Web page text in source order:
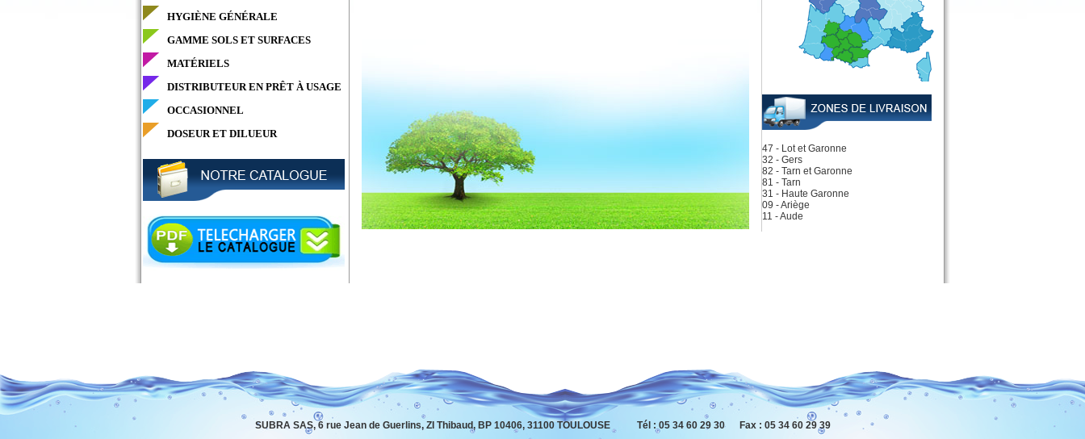
HYGIÈNE GÉNÉRALE
GAMME SOLS ET SURFACES
MATÉRIELS
DISTRIBUTEUR EN PRÊT À USAGE
OCCASIONNEL
DOSEUR ET DILUEUR
47 - Lot et Garonne
32 - Gers
82 - Tarn et Garonne
81 - Tarn
31 - Haute Garonne
09 - Ariège
11 - Aude
SUBRA SAS, 6 rue Jean de Guerlins, ZI Thibaud, BP 10406, 31100 TOULOUSE Tél : 05 34 60 29 30 Fax : 05 34 60 29 39